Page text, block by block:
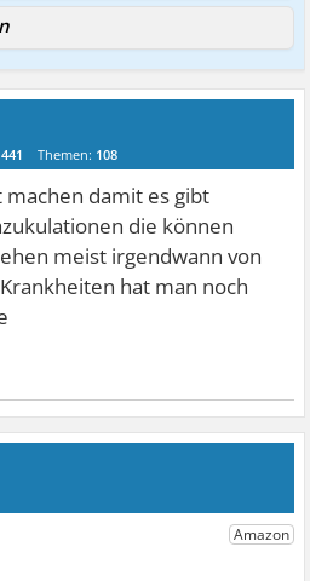
Themen: 108
machen damit es gibt
die können
meist irgendwann von
hat man noch